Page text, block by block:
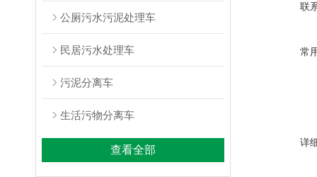
公厕污水污泥处理车
民居污水处理车
污泥分离车
生活污物分离车
查看全部
联
常
详